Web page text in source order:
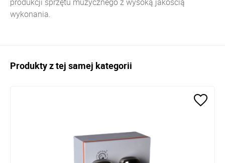
wykonania.
Produkty z tej samej kategorii